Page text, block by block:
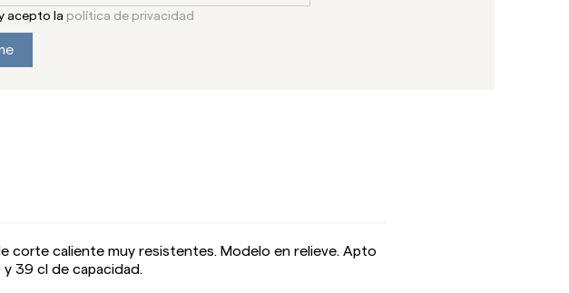
acepto la política de privacidad
corte caliente muy resistentes. Modelo en relieve. Apto
39 cl de capacidad.